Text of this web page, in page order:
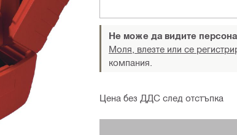
Не може да видите
Моля, влезте или се
компания.
Цена без ДДС след отстъпка